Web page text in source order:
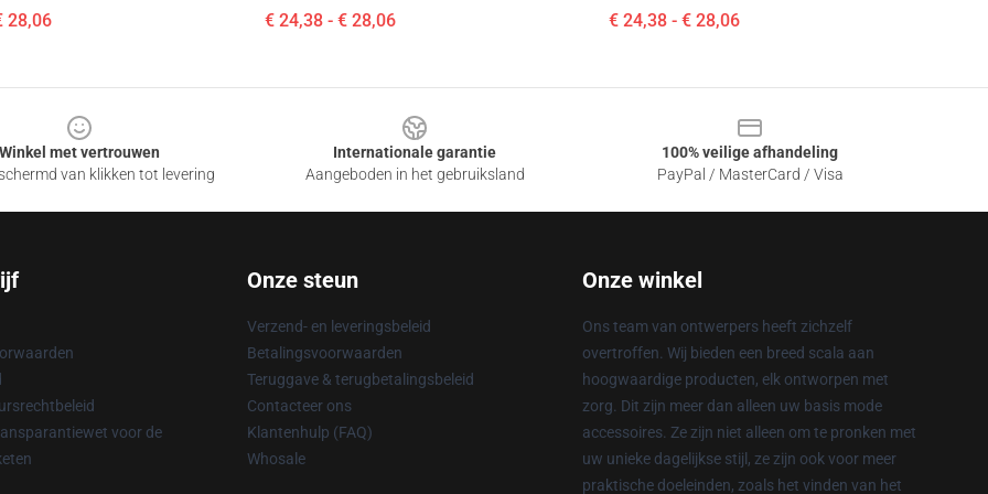
28,06 € 24,38 - € 28,06 € 24,38 - € 28,06
Winkel met vertrouwen
van klikken tot levering
Internationale garantie
Aangeboden in het gebruiksland
100% veilige afhandeling
PayPal / MasterCard / Visa
voor de
Onze steun
Verzend- en leveringsbeleid
Betalingsvoorwaarden
Teruggave & terugbetalingsbeleid
Contacteer ons
Klantenhulp (FAQ)
Whosale
Onze winkel
Ons team van ontwerpers heeft zichzelf
overtroffen. Wij bieden een breed scala aan
hoogwaardige producten, elk ontworpen met
zorg. Dit zijn meer dan alleen uw basis mode
accessoires. Ze zijn niet alleen om te pronken met
uw unieke dagelijkse stijl, ze zijn ook voor meer
praktische doeleinden, zoals het vinden van het